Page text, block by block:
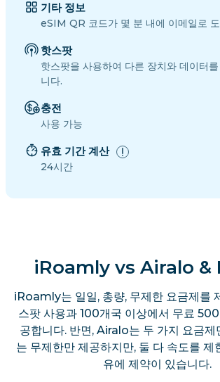
기타 정보
eSIM QR 코드가 몇 분 내에 이메일로
핫스팟
핫스팟을 사용하여 다른 장치와 데이터
니다.
충전
사용 가능
유효 기간 계산
24시간
iRoamly vs Airalo &
iRoamly는 일일, 총량, 무제한 요금제를
스팟 사용과 100개국 이상에서 무료
공합니다. 반면, Airalo는 두 가지 요금
는 무제한만 제공하지만, 둘 다 속도를 제
유에 제약이 있습니다.